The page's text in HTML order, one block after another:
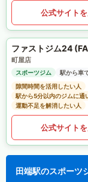
公式サイト
ファストジム24
町屋店
スポーツジム
駅から車
隙間時間を活用したい人
駅から5分以内のジムに通
運動不足を解消したい人
公式サイト
田端駅のスポーツ